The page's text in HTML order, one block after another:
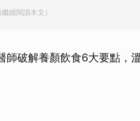
續閱讀本文）
破解養顏飲食6大要點，